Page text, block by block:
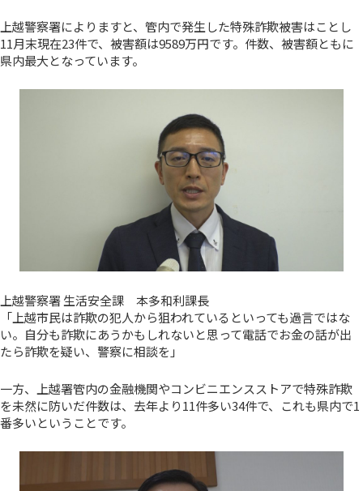
上越警察署によりますと、管内で発生した特殊詐欺被害はことし
11月末現在23件で、被害額は9589万円です。件数、被害額ともに
県内最大となっています。
上越警察署 生活安全課 本多和利課長
「上越市民は詐欺の犯人から狙われているといっても過言ではな
い。自分も詐欺にあうかもしれないと思って電話でお金の話が出
たら詐欺を疑い、警察に相談を」
一方、上越署管内の金融機関やコンビニエンスストアで特殊詐欺
を未然に防いだ件数は、去年より11件多い34件で、これも県内で1
番多いということです。